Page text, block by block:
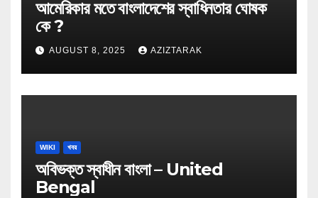
আমেরিকার মতে বাংলাদেশের স্বাধিনতার ঘোষক
কে ?
AUGUST 8, 2025 AZIZTARAK
WIKI খবর
অবিভক্ত স্বাধীন বাংলা – United
Bengal